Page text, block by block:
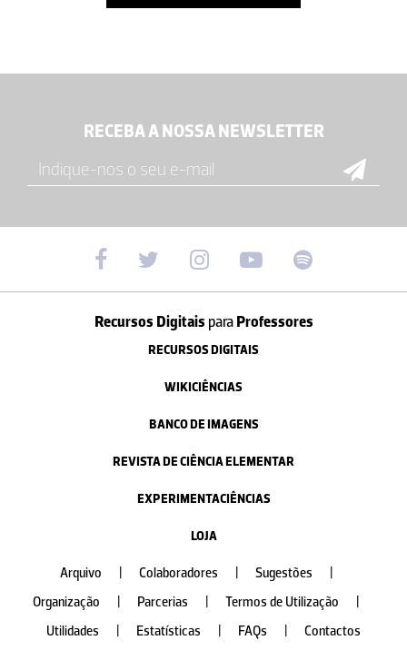
RECEBA A NOSSA NEWSLETTER
Recursos Digitais paraProfessores
RECURSOS DIGITAIS
WIKICIÊNCIAS
BANCO DE IMAGENS
REVISTA DE CIÊNCIA ELEMENTAR
EXPERIMENTACIÊNCIAS
LOJA
Arquivo Colaboradores Sugestões
Organização
Parcerias Termos de Utilização
Utilidades
Estatísticas FAQs Contactos